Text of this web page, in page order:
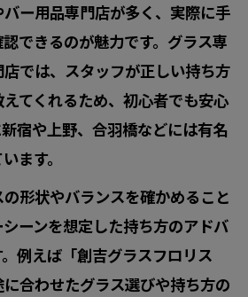
ー用品専門店が多く、実際に手
できるのが魅力です。グラス専
では、スタッフが正しい持ち方
てくれるため、初心者でも安心
宿や上野、合羽橋などには有名
ます。
形状やバランスを確かめること
ーンを想定した持ち方のアドバ
例えば「創吉グラスフロリス
合わせたグラス選びや持ち方の